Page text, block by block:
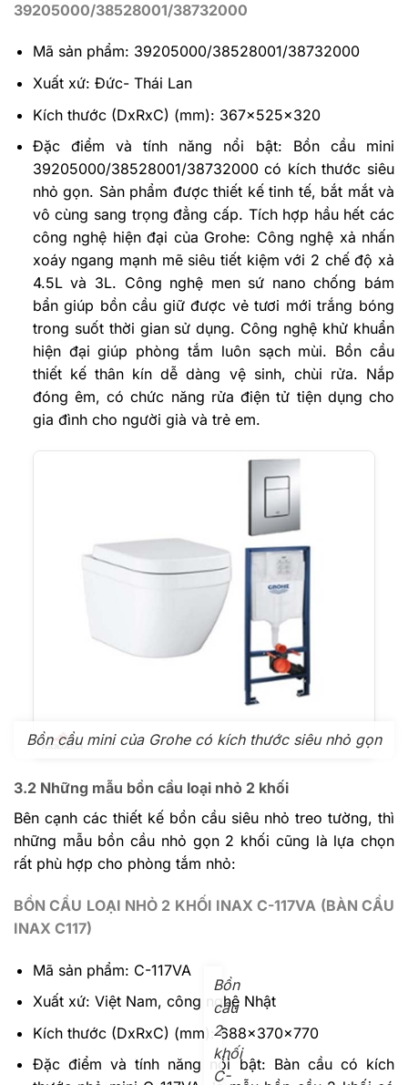
39205000/38528001/38732000
Mã sản phẩm: 39205000/38528001/38732000
Xuất xứ: Đức- Thái Lan
Kích thước (DxRxC) (mm): 367x525x320
Đặc điểm và tính năng nổi bật: Bồn cầu mini
39205000/38528001/38732000 có kích thước siêu
nhỏ gọn. Sản phẩm được thiết kế tinh tế, bắt mắt và
vô cùng sang trọng đẳng cấp. Tích hợp hầu hết các
công nghệ hiện đại của Grohe: Công nghệ xả nhấn
xoáy ngang mạnh mẽ siêu tiết kiệm với 2 chế độ xả
4.5L và 3L. Công nghệ men sứ nano chống bám
bẩn giúp bồn cầu giữ được vẻ tươi mới trắng bóng
trong suốt thời gian sử dụng. Công nghệ khử khuẩn
hiện đại giúp phòng tắm luôn sạch mùi. Bồn cầu
thiết kế thân kín dễ dàng vệ sinh, chùi rửa. Nắp
đóng êm, có chức năng rửa điện tử tiện dụng cho
gia đình cho người già và trẻ em.
Bồn cầu mini của Grohe có kích thước siêu nhỏ gọn
3.2 Những mẫu bồn cầu loại nhỏ 2 khối
Bên cạnh các thiết kế bồn cầu siêu nhỏ treo tường, thì
những mẫu bồn cầu nhỏ gọn 2 khối cũng là lựa chọn
rất phù hợp cho phòng tắm nhỏ:
BỒN CẦU LOẠI NHỎ 2 KHỐI INAX C-117VA (BÀN CẦU
INAX C117)
Mã sản phẩm: C-117VA
Xuất xứ: Việt Nam, công nghệ Nhật
Kích thước (DxRxC) (mm): 688x370x770
Đặc điểm và tính năng nổi bật: Bàn cầu có kích
Bồn
cầu
2
khối
C-